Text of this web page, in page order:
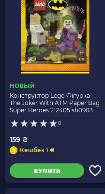
НОВЫЙ
Конструктор Lego Фігурка
The Joker With ATM Paper Bag
Super Heroes 212405 sh0903
0
159 ₴
Кешбек 1 ₴
КУПИТЬ